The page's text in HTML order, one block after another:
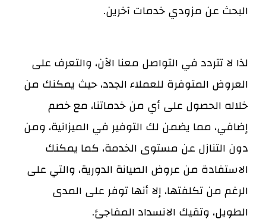
البحث عن مزودي خدمات آخرين.
لذا لا تتردد في التواصل معنا الآن، والتعرف على
العروض المتوفرة للعملاء الجدد، حيث يمكنك من
خلاله الحصول على أي من خدماتنا، مع خصم
إضافي، مما يضمن لك التوفير في الميزانية، ومن
دون التنازل عن مستوى الخدمة، كما يمكنك
الاستفادة من عروض الصيانة الدورية، والتي على
الرغم من تكلفتها، إلا أنها توفر على المدى
الطويل، وتقيك الانسداد المفاجئ.